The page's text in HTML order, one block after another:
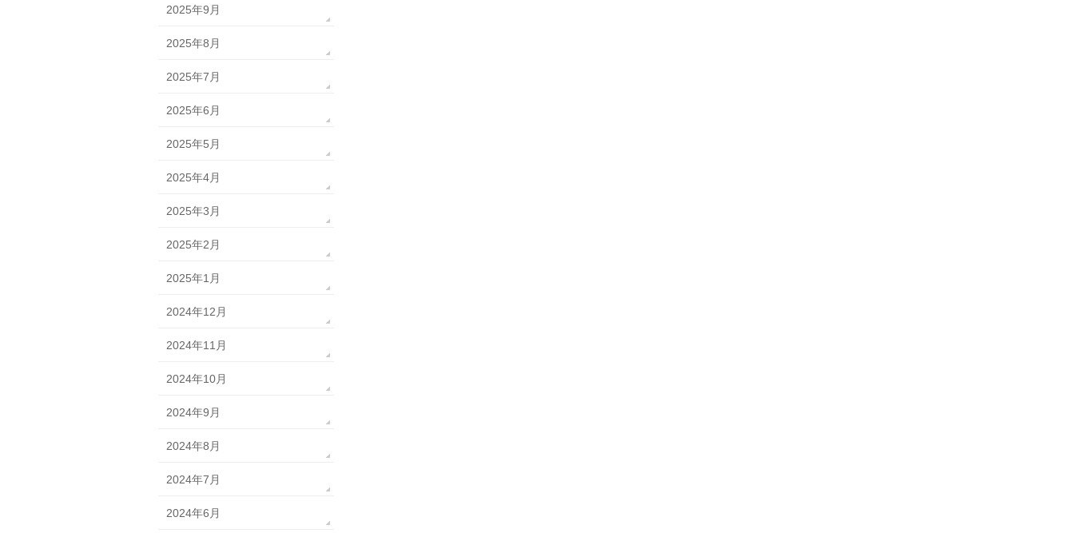
2025年9月
2025年8月
2025年7月
2025年6月
2025年5月
2025年4月
2025年3月
2025年2月
2025年1月
2024年12月
2024年11月
2024年10月
2024年9月
2024年8月
2024年7月
2024年6月